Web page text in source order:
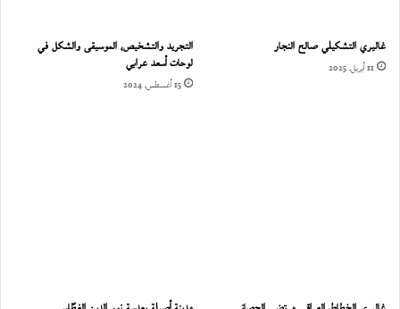
غاليري التشكيلي صالح النجار
11 أبريل، 2025
التجريد والتشخيص، الموسيقى والشكل في
لوحات أسعد عرابي
15 أغسطس، 2024